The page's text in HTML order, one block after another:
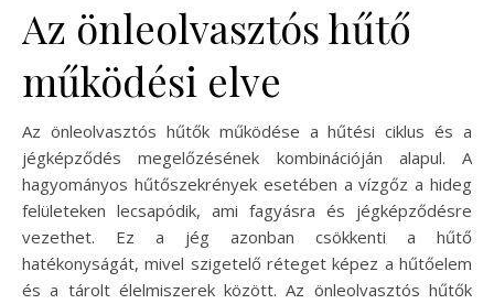
Az önleolvasztós hűtő
működési elve
Az önleolvasztós hűtők működése a hűtési ciklus és a
jégképződés megelőzésének kombinációján alapul. A
hagyományos hűtőszekrények esetében a vízgőz a hideg
felületeken lecsapódik, ami fagyásra és jégképződésre
vezethet. Ez a jég azonban csökkenti a hűtő
hatékonyságát, mivel szigetelő réteget képez a hűtőelem
és a tárolt élelmiszerek között. Az önleolvasztós hűtők